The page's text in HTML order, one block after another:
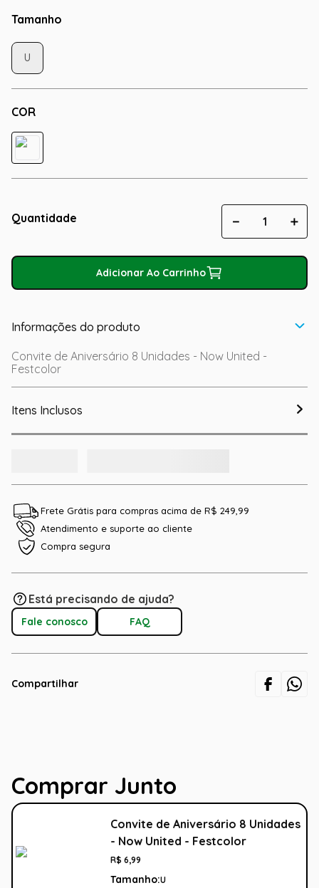
Tamanho
COR
U
Quantidade ＋
－
Adicionar Ao Carrinho
Informações do produto
Convite de Aniversário 8 Unidades - Now United -
Festcolor
Itens Inclusos
Frete Grátis para compras acima de R$ 249,99
Atendimento e suporte ao cliente
Compra segura
Está precisando de ajuda?
Fale conosco FAQ
Compartilhar
Comprar Junto
Convite de Aniversário 8 Unidades
- Now United - Festcolor
R$ 6,99
Tamanho:U